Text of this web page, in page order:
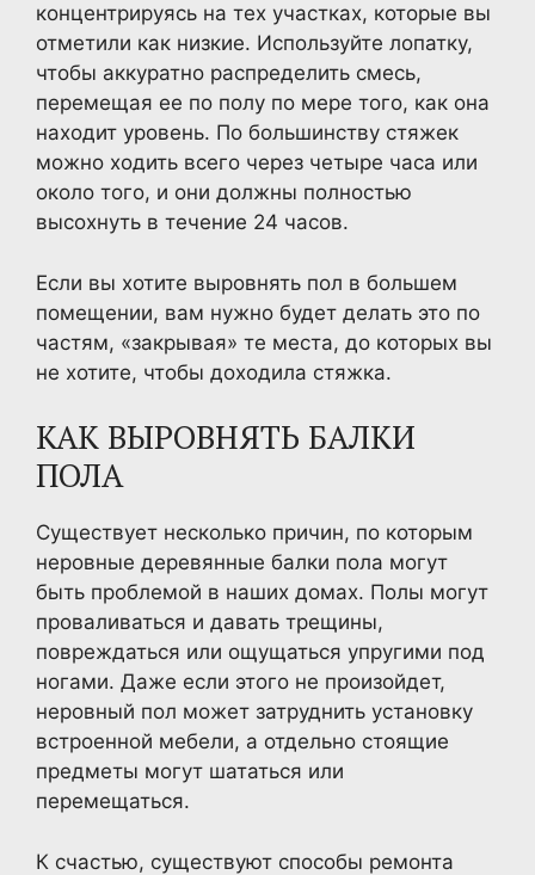
концентрируясь на тех участках, которые вы
отметили как низкие. Используйте лопатку,
чтобы аккуратно распределить смесь,
перемещая ее по полу по мере того, как она
находит уровень. По большинству стяжек
можно ходить всего через четыре часа или
около того, и они должны полностью
высохнуть в течение 24 часов.
Если вы хотите выровнять пол в большем
помещении, вам нужно будет делать это по
частям, «закрывая» те места, до которых вы
не хотите, чтобы доходила стяжка.
КАК ВЫРОВНЯТЬ БАЛКИ
ПОЛА
Существует несколько причин, по которым
неровные деревянные балки пола могут
быть проблемой в наших домах. Полы могут
проваливаться и давать трещины,
повреждаться или ощущаться упругими под
ногами. Даже если этого не произойдет,
неровный пол может затруднить установку
встроенной мебели, а отдельно стоящие
предметы могут шататься или
перемещаться.
К счастью, существуют способы ремонта